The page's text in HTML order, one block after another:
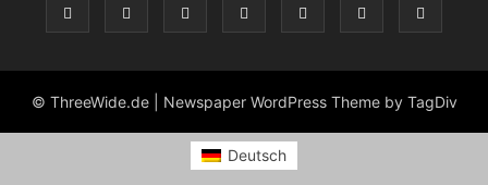
© ThreeWide.de | Newspaper WordPress Theme by TagDiv
Deutsch